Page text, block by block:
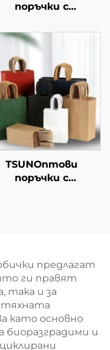
поръчки с
на крафт
хартиен
торбоподобен
с повърхност
печат за
Нова година/
упаковка
за транспорт на
храна
TSUNОптови
поръчки с
екранна печат за
Нова година/
Кристемас,
пластмасова
упаковка за
хранителни
продукти и
предлагат
ги правят
така и за
тяхната
като основно
и